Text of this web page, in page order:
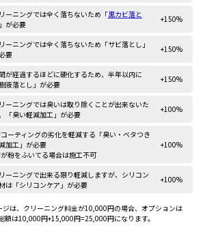
ーニングでは全く落ちないため「黒カビ落と
」が必要
+150%
ーニングでは全く落ちないため「サビ落とし」
要
+150%
が経過するほどに硬化するため、半年以内に
樹液落とし」が必要
+150%
ーニングでは臭いは取り除くことが出来ないた
「臭い軽減加工」が必要
+100%
コーティングの劣化を軽減する「臭い・ベタつき
加工」が必要
が粉をふいてる場合は施工不可
+100%
ーニングで出来る限り軽減しますが、シリコン
は「シリコンケア」が必要
+100%
は、クリーニング料金が10,000円の場合、オプションは
は10,000円+15,000円=25,000円になります。